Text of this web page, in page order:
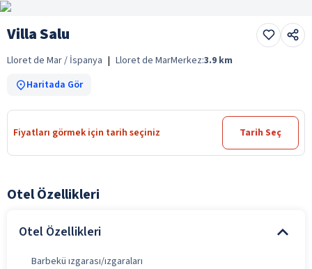
Villa Salu
Lloret de Mar / İspanya | Lloret de MarMerkez:3.9 km
Haritada Gör
Fiyatları görmek için tarih seçiniz Tarih Seç
Otel Özellikleri
Otel Özellikleri
Barbekü ızgarası/ızgaraları